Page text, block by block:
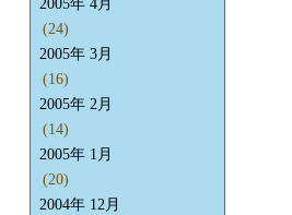
2005年 4月
(24)
2005年 3月
(16)
2005年 2月
(14)
2005年 1月
(20)
2004年 12月